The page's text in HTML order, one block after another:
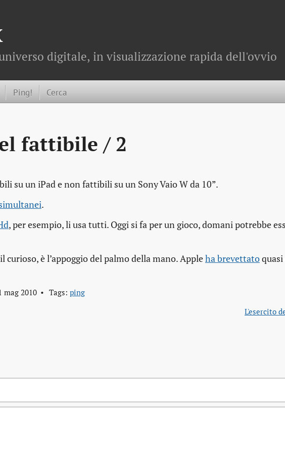
digitale, in visualizzazione rapida dell'ovvio
Ping! Cerca
fattibile / 2
su un iPad e non fattibili su un Sony Vaio W da 10”.
.
, per esempio, li usa tutti. Oggi si fa per un gioco, domani potrebbe
curioso, è l’appoggio del palmo della mano. Appleha brevettato
mag 2010 Tags: ping
L'esercito